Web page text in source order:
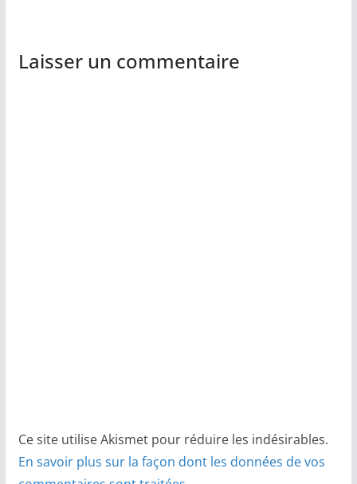
Laisser un commentaire
Ce site utilise Akismet pour réduire les indésirables.
En savoir plus sur la façon dont les données de vos